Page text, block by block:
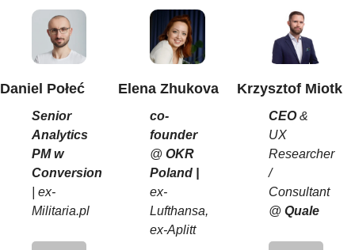
Daniel Połeć
Senior
Analytics
PM w
Conversion
| ex-
Militaria.pl
Elena Zhukova
co-
founder
@ OKR
Poland |
ex-
Lufthansa,
ex-Aplitt
Krzysztof Miotk
CEO&
UX
Researcher
/
Consultant
@ Quale